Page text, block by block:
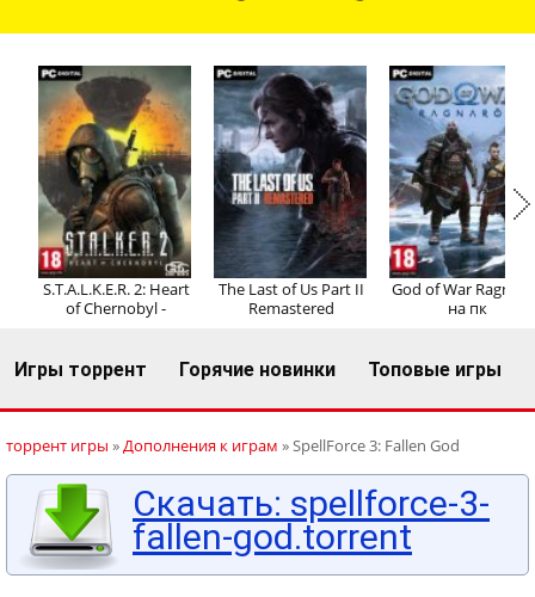
Регистрация Вход
S.T.A.L.K.E.R. 2: Heart
of Chernobyl -
The Last of Us Part II
Remastered
God of War
на пк
Игры торрент Горячие новинки Топовые игры
торрент игры »Дополнения к играм » SpellForce 3: Fallen God
Скачать: spellforce-3-
fallen-god.torrent